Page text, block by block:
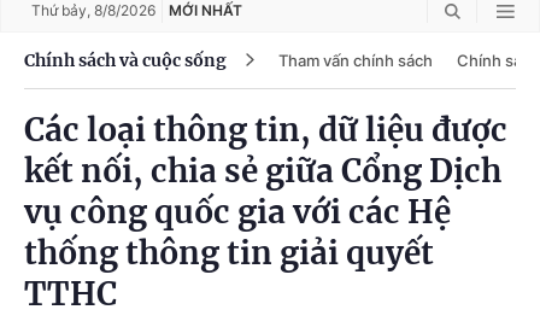
Thứ bảy, 8/8/2026 MỚI NHẤT
Chính sách và cuộc sống Tham vấn chính sách Chính
Các loại thông tin, dữ liệu được
kết nối, chia sẻ giữa Cổng Dịch
vụ công quốc gia với các Hệ
thống thông tin giải quyết
TTHC